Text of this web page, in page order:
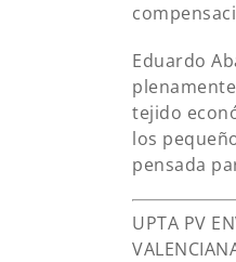
Eduardo
tejido
los
pensada
UPTA PV